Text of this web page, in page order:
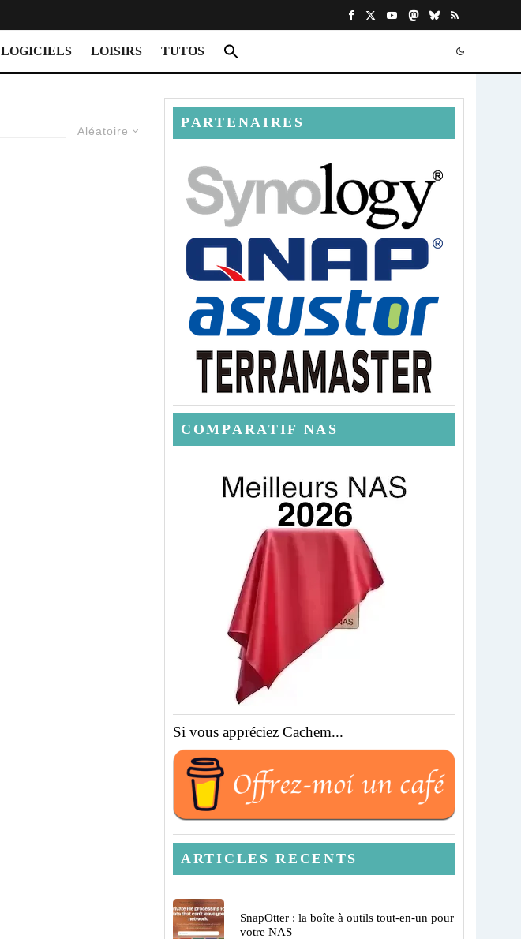
LOGICIELS LOISIRS TUTOS
Aléatoire
PARTENAIRES
COMPARATIF NAS
Si vous appréciez Cachem...
ARTICLES RECENTS
SnapOtter : la boîte à outils tout-en-un pour
votre NAS